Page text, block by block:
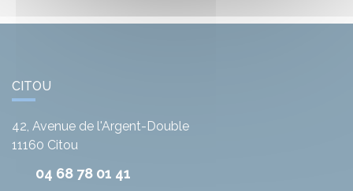
CITOU
42, Avenue de l'Argent-Double
11160 Citou
04 68 78 01 41